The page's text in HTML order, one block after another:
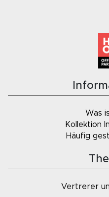
Was
Kollektion
Häufig
Vertrerer